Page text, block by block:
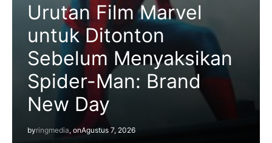
Urutan Film Marvel
untuk Ditonton
Sebelum Menyaksikan
Spider-Man: Brand
New Day
byringmedia, onAgustus 7, 2026